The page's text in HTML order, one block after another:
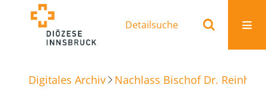
Detailsuche
Digitales Archiv Nachlass Bischof Dr.